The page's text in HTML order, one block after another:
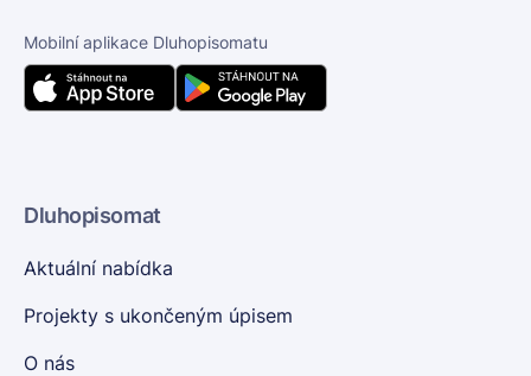
Mobilní aplikace Dluhopisomatu
Dluhopisomat
Aktuální nabídka
Projekty s ukončeným úpisem
O nás